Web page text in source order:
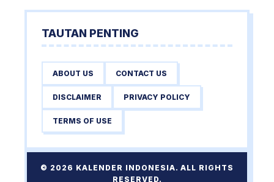
TAUTAN PENTING
ABOUT US CONTACT US
DISCLAIMER PRIVACY POLICY
TERMS OF USE
© 2026 KALENDER INDONESIA. ALL RIGHTS
RESERVED.